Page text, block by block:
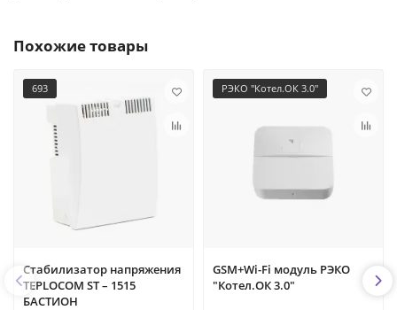
Похожие товары
693
Стабилизатор напряжения
TEPLOCOM ST – 1515
БАСТИОН
РЭКО "Котел.ОК 3.0"
GSM+Wi-Fi модуль РЭКО
"Котел.ОК 3.0"